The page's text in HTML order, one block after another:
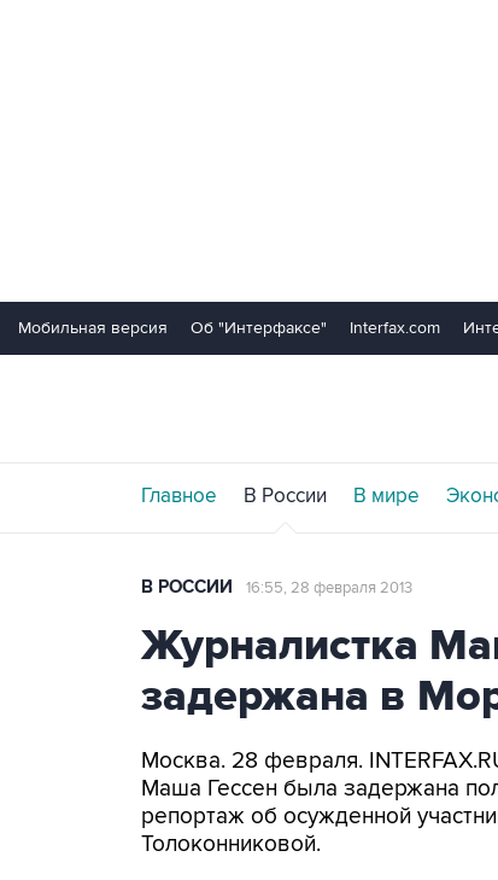
Мобильная версия Об "Интерфаксе" Interfax.com
Главное В России В мире
В РОССИИ 16:55, 28 февраля 2013
Журналистка
задержана в
Москва. 28 февраля.
Маша Гессен была задержана
репортаж об осужденной
Толоконниковой.